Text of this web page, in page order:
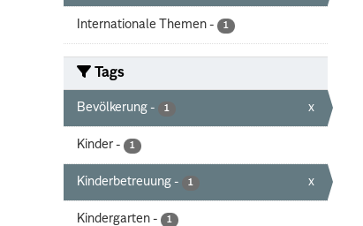
Internationale Themen - 1
Tags
Bevölkerung - 1 x
Kinder - 1
Kinderbetreuung - 1 x
Kindergarten - 1